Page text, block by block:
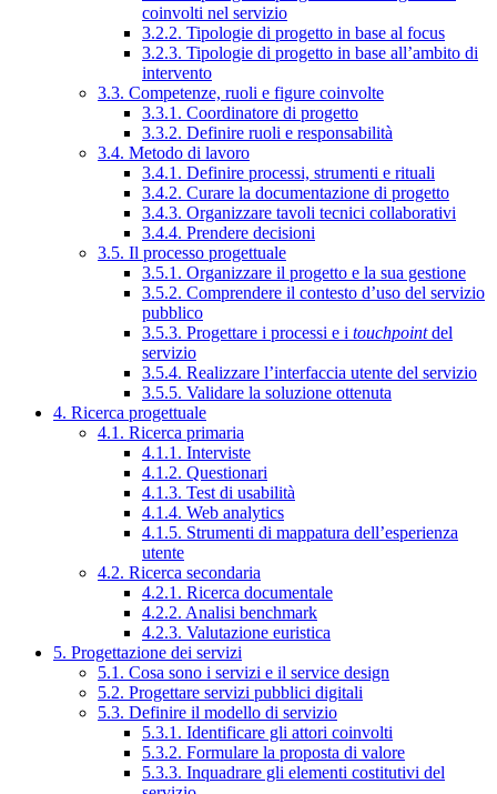
coinvolti nel servizio
3.2.2. Tipologie di progetto in base al focus
3.2.3. Tipologie di progetto in base all’ambito di
intervento
3.3. Competenze, ruoli e figure coinvolte
3.3.1. Coordinatore di progetto
3.3.2. Definire ruoli e responsabilità
3.4. Metodo di lavoro
3.4.1. Definire processi, strumenti e rituali
3.4.2. Curare la documentazione di progetto
3.4.3. Organizzare tavoli tecnici collaborativi
3.4.4. Prendere decisioni
3.5. Il processo progettuale
3.5.1. Organizzare il progetto e la sua gestione
3.5.2. Comprendere il contesto d’uso del servizio
pubblico
3.5.3. Progettare i processi e i touchpointdel
servizio
3.5.4. Realizzare l’interfaccia utente del servizio
3.5.5. Validare la soluzione ottenuta
4. Ricerca progettuale
4.1. Ricerca primaria
4.1.1. Interviste
4.1.2. Questionari
4.1.3. Test di usabilità
4.1.4. Web analytics
4.1.5. Strumenti di mappatura dell’esperienza
utente
4.2. Ricerca secondaria
4.2.1. Ricerca documentale
4.2.2. Analisi benchmark
4.2.3. Valutazione euristica
5. Progettazione dei servizi
5.1. Cosa sono i servizi e il service design
5.2. Progettare servizi pubblici digitali
5.3. Definire il modello di servizio
5.3.1. Identificare gli attori coinvolti
5.3.2. Formulare la proposta di valore
5.3.3. Inquadrare gli elementi costitutivi del